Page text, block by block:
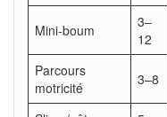
Mini-boum
3–
12
Parcours
motricité
3–8